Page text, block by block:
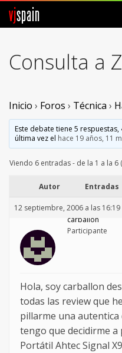
vjspain
Foros
Vjspain
Contacto
Entrar
Crear Cuenta
Consulta a
Inicio › Foros › Técnica ›
Este debate tiene 5
última vez el hace 19 años, 11
Viendo 6 entradas - de la 1 a la 6
Autor Entradas
12 septiembre, 2006 a las 16:19
carballon
Participante
Hola, soy carballon
todas las review que
pillarme una
tengo que decidirme
Portátil Ahtec Signal